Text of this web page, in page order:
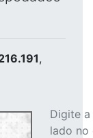
,
Digite
lado no